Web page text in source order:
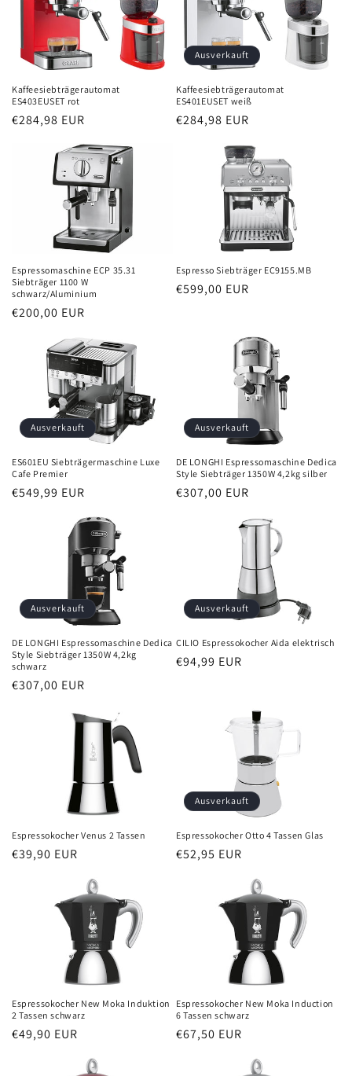
Kaffeesiebträgerautomat
ES403EUSET rot
Normaler
€284,98 EUR
Ausverkauft
Kaffeesiebträgerautomat
ES401EUSET weiß
Normaler
€284,98 EUR
Espressomaschine ECP 35.31
Siebträger 1100 W
schwarz/Aluminium
Normaler
€200,00 EUR
Espresso Siebträger EC9155.MB
Normaler
€599,00 EUR
Ausverkauft
ES601EU Siebträgermaschine Luxe
Cafe Premier
Normaler
€549,99 EUR
Ausverkauft
DE LONGHI Espressomaschine Dedica
Style Siebträger 1350W 4,2kg silber
Normaler
€307,00 EUR
Ausverkauft
DE LONGHI Espressomaschine Dedica
Style Siebträger 1350W 4,2kg
schwarz
Normaler
€307,00 EUR
Ausverkauft
CILIO Espressokocher Aida elektrisch
Normaler
€94,99 EUR
Espressokocher Venus 2 Tassen
Normaler
€39,90 EUR
Ausverkauft
Espressokocher Otto 4 Tassen Glas
Normaler
€52,95 EUR
Espressokocher New Moka Induktion
2 Tassen schwarz
Normaler
€49,90 EUR
Espressokocher New Moka Induction
6 Tassen schwarz
Normaler
€67,50 EUR